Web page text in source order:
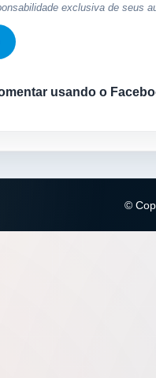
exclusiva de seus
usando o
©